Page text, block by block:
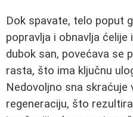
Dok spavate, telo poput
popravlja i obnavlja
dubok san, povećava se
rasta, što ima ključnu
Nedovoljno sna skraćuje
regeneraciju, što